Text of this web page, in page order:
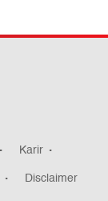
Karir
Disclaimer